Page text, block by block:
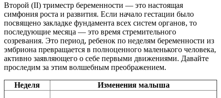
Второй (II) триместр беременности — это настоящая
симфония роста и развития. Если начало гестации было
посвящено закладке фундамента всех систем органов, то
последующие месяца — это время стремительного
созревания. Это период, ребенок по неделям беременности из
эмбриона превращается в полноценного маленького человека,
активно заявляющего о себе первыми движениями. Давайте
проследим за этим волшебным преображением.
Неделя Изменения малыша